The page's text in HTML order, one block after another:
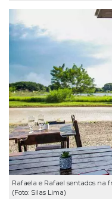
Rafaela e Rafael sentados na
(Foto: Silas Lima)